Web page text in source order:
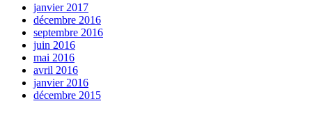
janvier 2017
décembre 2016
septembre 2016
juin 2016
mai 2016
avril 2016
janvier 2016
décembre 2015